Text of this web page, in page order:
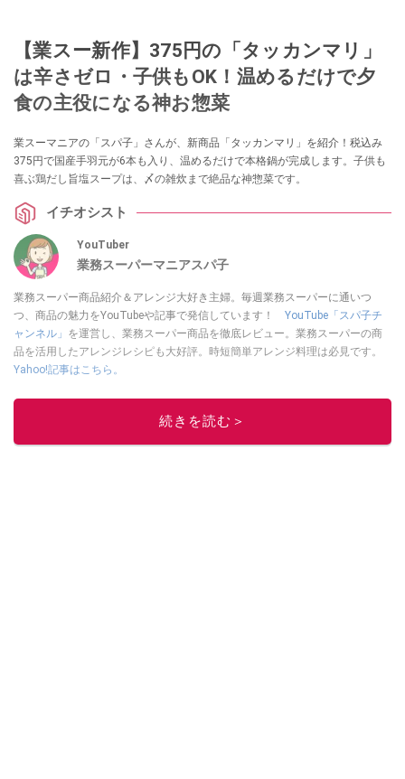
【業スー新作】375円の「タッカンマリ」
は辛さゼロ・子供もOK！温めるだけで夕
食の主役になる神お惣菜
業スーマニアの「スパ子」さんが、新商品「タッカンマリ」を紹介！税込み
375円で国産手羽元が6本も入り、温めるだけで本格鍋が完成します。子供も
喜ぶ鶏だし旨塩スープは、〆の雑炊まで絶品な神惣菜です。
イチオシスト
YouTuber
業務スーパーマニアスパ子
業務スーパー商品紹介＆アレンジ大好き主婦。毎週業務スーパーに通いつ
つ、商品の魅力をYouTubeや記事で発信しています！ YouTube「スパ子チ
ャンネル」 を運営し、業務スーパー商品を徹底レビュー。業務スーパーの商
品を活用したアレンジレシピも大好評。時短簡単アレンジ料理は必見です。
Yahoo!記事はこちら。
このイチオシストの他の記事を読む
続きを読む＞